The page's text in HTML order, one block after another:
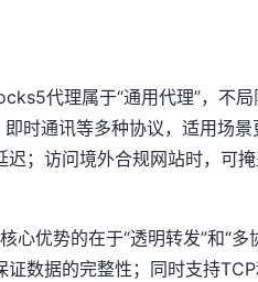
代理属于“通用代理”，不
时通讯等多种协议，适用场
；访问境外合规网站时，可掩
心优势的在于“透明转发”和“
证数据的完整性；同时支持